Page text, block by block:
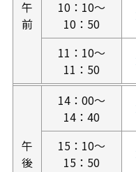
午
前
10：10～
10：50
11：10～
11：50
午
後
14：00～
14：40
15：10～
15：50